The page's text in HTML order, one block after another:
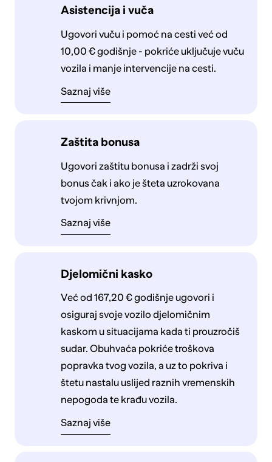
Asistencija i vuča
Ugovori vuču i pomoć na cesti već od
10,00 € godišnje - pokriće uključuje vuču
vozila i manje intervencije na cesti.
Saznaj više
Zaštita bonusa
Ugovori zaštitu bonusa i zadrži svoj
bonus čak i ako je šteta uzrokovana
tvojom krivnjom.
Saznaj više
Djelomični kasko
Već od 167,20 € godišnje ugovori i
osiguraj svoje vozilo djelomičnim
kaskom u situacijama kada ti prouzročiš
sudar. Obuhvaća pokriće troškova
popravka tvog vozila, a uz to pokriva i
štetu nastalu uslijed raznih vremenskih
nepogoda te krađu vozila.
Saznaj više